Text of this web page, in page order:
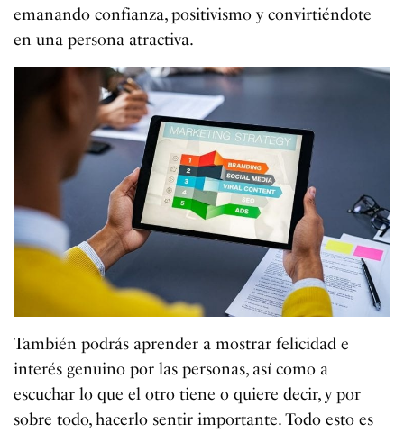
emanando confianza, positivismo y convirtiéndote
en una persona atractiva.
También podrás aprender a mostrar felicidad e
interés genuino por las personas, así como a
escuchar lo que el otro tiene o quiere decir, y por
sobre todo, hacerlo sentir importante. Todo esto es